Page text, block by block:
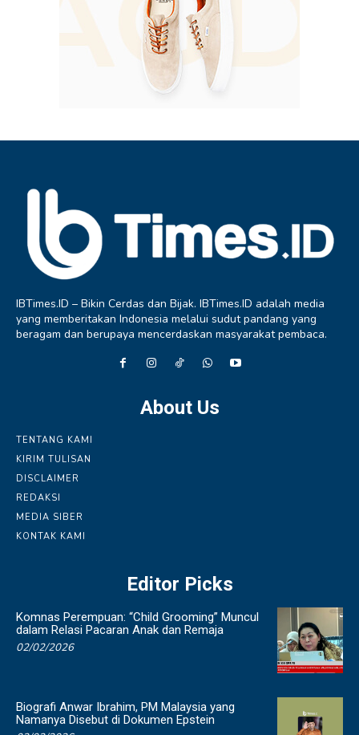
IBTimes.ID – Bikin Cerdas dan Bijak. IBTimes.ID adalah media
yang memberitakan Indonesia melalui sudut pandang yang
beragam dan berupaya mencerdaskan masyarakat pembaca.
About Us
TENTANG KAMI
KIRIM TULISAN
DISCLAIMER
REDAKSI
MEDIA SIBER
KONTAK KAMI
Editor Picks
Komnas Perempuan: “Child Grooming” Muncul
dalam Relasi Pacaran Anak dan Remaja
02/02/2026
Biografi Anwar Ibrahim, PM Malaysia yang
Namanya Disebut di Dokumen Epstein